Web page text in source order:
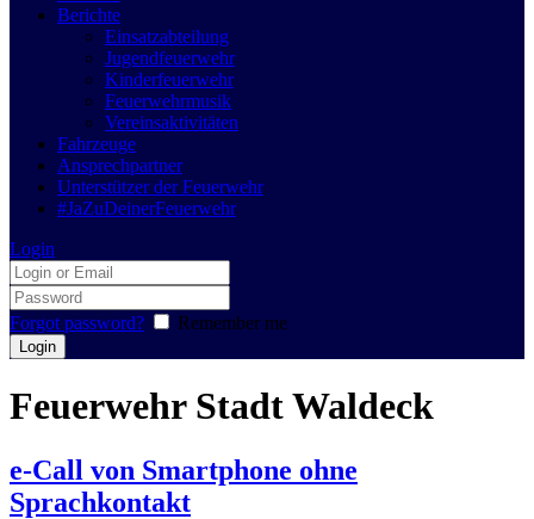
Berichte
Einsatzabteilung
Jugendfeuerwehr
Kinderfeuerwehr
Feuerwehrmusik
Vereinsaktivitäten
Fahrzeuge
Ansprechpartner
Unterstützer der Feuerwehr
#JaZuDeinerFeuerwehr
Login
Forgot password? Remember me
Feuerwehr Stadt Waldeck
e-Call von Smartphone ohne
Sprachkontakt